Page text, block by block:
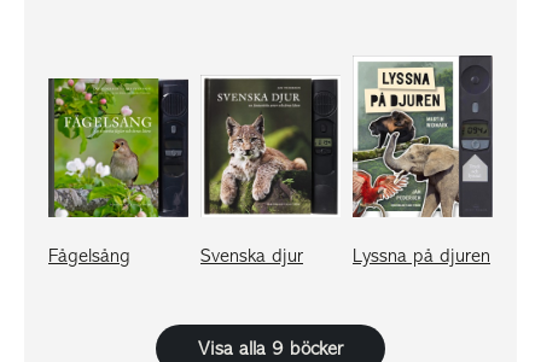
Fågelsång Svenska djur Lyssna på djuren
Visa alla 9 böcker